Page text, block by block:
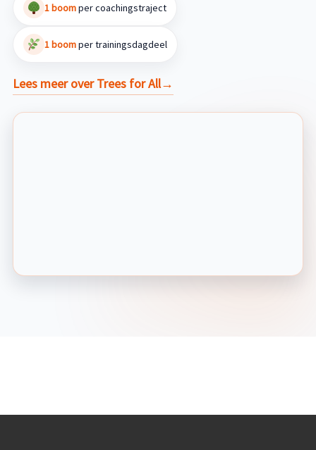
1 boomper coachingstraject
1 boomper trainingsdagdeel
Lees meer over Trees for All→